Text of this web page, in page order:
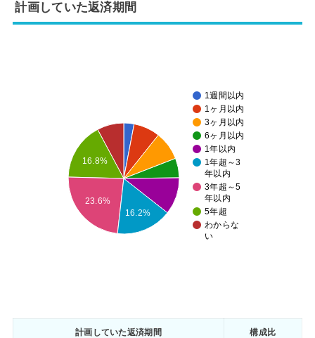
計画していた返済期間
1週間以内
1ヶ月以内
3ヶ月以内
6ヶ月以内
1年以内
1年超～3
年以内
3年超～5
年以内
5年超
わからな
い
16.8%
23.6%
16.2%
計画していた返済期間 構成比